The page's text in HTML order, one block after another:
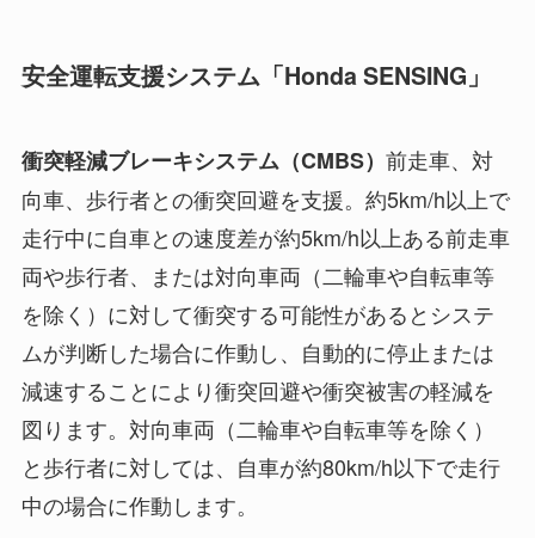
安全運転支援システム「Honda SENSING」
衝突軽減ブレーキシステム（CMBS） 前走車、対
向車、歩行者との衝突回避を支援。約5km/h以上で
走行中に自車との速度差が約5km/h以上ある前走車
両や歩行者、または対向車両（二輪車や自転車等
を除く）に対して衝突する可能性があるとシステ
ムが判断した場合に作動し、自動的に停止または
減速することにより衝突回避や衝突被害の軽減を
図ります。対向車両（二輪車や自転車等を除く）
と歩行者に対しては、自車が約80km/h以下で走行
中の場合に作動します。